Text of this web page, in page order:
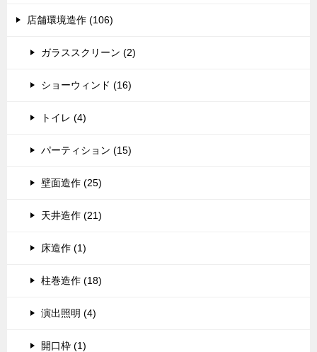
店舗環境造作 (106)
ガラススクリーン (2)
ショーウィンド (16)
トイレ (4)
パーティション (15)
壁面造作 (25)
天井造作 (21)
床造作 (1)
柱巻造作 (18)
演出照明 (4)
開口枠 (1)